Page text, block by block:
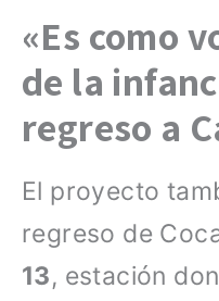
«Es como
de la
regreso a
El proyecto
regreso de
13, estación